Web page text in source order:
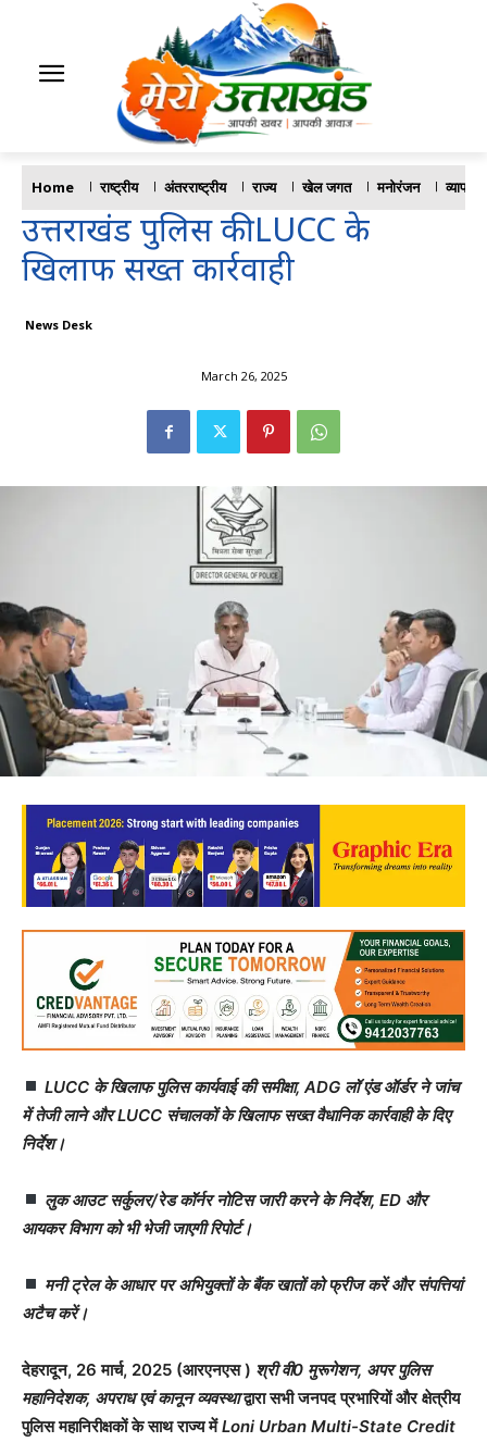
Home राष्ट्रीय अंतरराष्ट्रीय राज्य खेल जगत मनोरंजन व्यापार
उत्तराखंड पुलिस की LUCC के
खिलाफ सख्त कार्रवाही
News Desk
March 26, 2025
LUCC के खिलाफ पुलिस कार्यवाई की समीक्षा, ADG लॉ एंड ऑर्डर ने जांच
में तेजी लाने और LUCC संचालकों के खिलाफ सख्त वैधानिक कार्रवाही के दिए
निर्देश।
लुक आउट सर्कुलर/रेड कॉर्नर नोटिस जारी करने के निर्देश, ED और
आयकर विभाग को भी भेजी जाएगी रिपोर्ट।
मनी ट्रेल के आधार पर अभियुक्तों के बैंक खातों को फ्रीज करें और संपत्तियां
अटैच करें।
देहरादून, 26 मार्च, 2025 (आरएनएस ) श्री वी0 मुरूगेशन, अपर पुलिस
महानिदेशक, अपराध एवं कानून व्यवस्थाद्वारा सभी जनपद प्रभारियों और क्षेत्रीय
पुलिस महानिरीक्षकों के साथ राज्य मेंLoni Urban Multi-State Credit